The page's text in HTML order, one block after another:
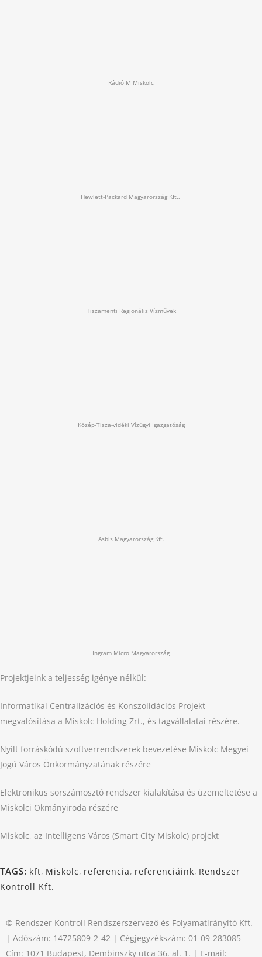
Rádió M Miskolc
Hewlett-Packard Magyarország Kft.,
Tiszamenti Regionális Vízművek
Közép-Tisza-vidéki Vízügyi Igazgatóság
Asbis Magyarország Kft.
Ingram Micro Magyarország
Projektjeink a teljesség igénye nélkül:
Informatikai Centralizációs és Konszolidációs Projekt
megvalósítása a Miskolc Holding Zrt., és tagvállalatai részére.
Nyílt forráskódú szoftverrendszerek bevezetése Miskolc Megyei
Jogú Város Önkormányzatának részére
Elektronikus sorszámosztó rendszer kialakítása és üzemeltetése a
Miskolci Okmányiroda részére
Miskolc, az Intelligens Város (Smart City Miskolc) projekt
TAGS: kft, Miskolc, referencia, referenciáink, Rendszer
Kontroll Kft.
© Rendszer Kontroll Rendszerszervező és Folyamatirányító Kft.
| Adószám: 14725809-2-42 | Cégjegyzékszám: 01-09-283085
Cím: 1071 Budapest, Dembinszky utca 36. al. 1. | E-mail: